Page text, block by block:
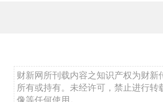
财新网所刊载内容之知识产权为财新
所有或持有。未经许可，禁止进行
像等任何使用。